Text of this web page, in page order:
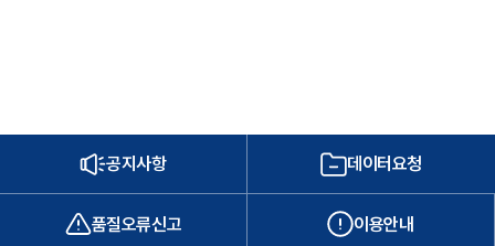
공지사항 데이터요청
품질오류신고 이용안내